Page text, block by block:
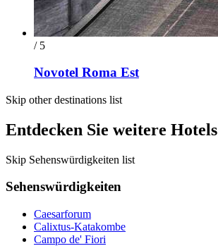
/ 5
Novotel Roma Est
Skip other destinations list
Entdecken Sie weitere Hotels
Skip Sehenswürdigkeiten list
Sehenswürdigkeiten
Caesarforum
Calixtus-Katakombe
Campo de' Fiori